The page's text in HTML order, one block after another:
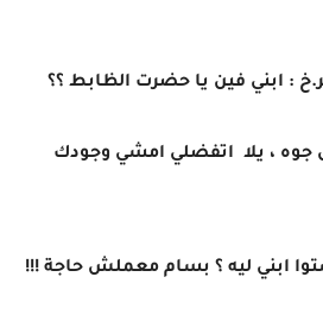
: ابني فين يا حضرت الظابط ؟؟
، يلا اتفضلي امشي وجودك
ابني ليه ؟ بسام معملش حاجة !!!